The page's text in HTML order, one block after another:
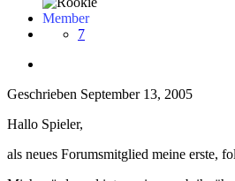
Member
7
Geschrieben September 13, 2005
Hallo Spieler,
als neues Forumsmitglied meine erste,